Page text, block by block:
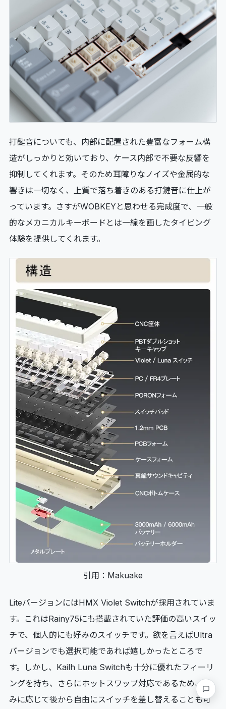
要望・
打鍵音についても、内部に配置された豊富なフォーム構
造がしっかりと効いており、ケース内部で不要な反響を
抑制してくれます。そのため耳障りなノイズや金属的な
響きは一切なく、上質で落ち着きのある打鍵音に仕上が
っています。さすがWOBKEYと思わせる完成度で、一般
的なメカニカルキーボードとは一線を画したタイピング
体験を提供してくれます。
引用：Makuake
LiteバージョンにはHMX Violet Switchが採用されていま
す。これはRainy75にも搭載されていた評価の高いスイッ
チで、個人的にも好みのスイッチです。欲を言えばUltra
バージョンでも選択可能であれば嬉しかったところで
す。しかし、Kailh Luna Switchも十分に優れたフィーリ
ングを持ち、さらにホットスワップ対応であるため、好
みに応じて後から自由にスイッチを差し替えることも可